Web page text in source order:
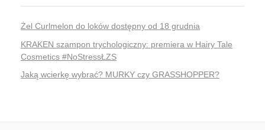
Żel Curlmelon do loków dostępny od 18 grudnia
KRAKEN szampon trychologiczny: premiera w Hairy Tale
Cosmetics #NoStressŁZS
Jaką wcierkę wybrać? MURKY czy GRASSHOPPER?